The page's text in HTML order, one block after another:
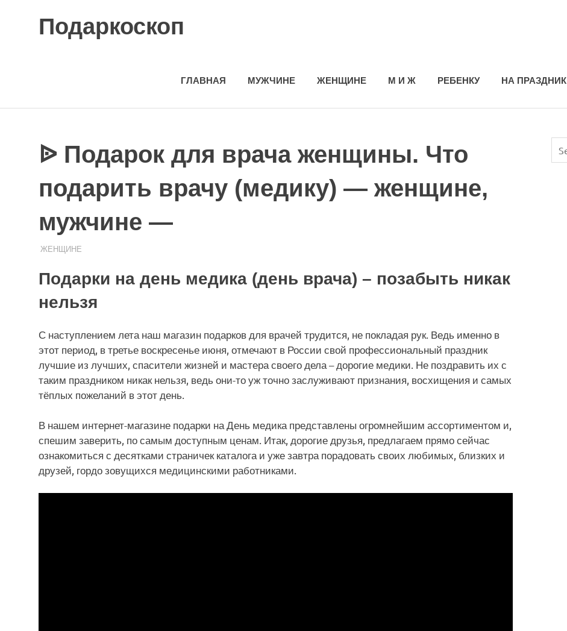
Подаркоскоп
ГЛАВНАЯ МУЖЧИНЕ ЖЕНЩИНЕ М И Ж РЕБЕНКУ НА ПРАЗДНИК
ᐉ Подарок для врача женщины. Что
подарить врачу (медику) — женщине,
мужчине —
08.08.2020
ПОДАРЧЕК
ЖЕНЩИНЕ
Подарки на день медика (день врача) – позабыть никак
нельзя
С наступлением лета наш магазин подарков для врачей трудится, не покладая рук. Ведь именно в
этот период, в третье воскресенье июня, отмечают в России свой профессиональный праздник
лучшие из лучших, спасители жизней и мастера своего дела – дорогие медики. Не поздравить их с
таким праздником никак нельзя, ведь они-то уж точно заслуживают признания, восхищения и самых
тёплых пожеланий в этот день.
В нашем интернет-магазине подарки на День медика представлены огромнейшим ассортиментом и,
спешим заверить, по самым доступным ценам. Итак, дорогие друзья, предлагаем прямо сейчас
ознакомиться с десятками страничек каталога и уже завтра порадовать своих любимых, близких и
друзей, гордо зовущихся медицинскими работниками.